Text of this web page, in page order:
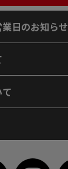
日のお知らせ